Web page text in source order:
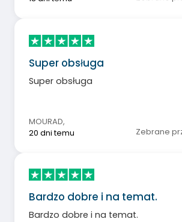
Super obsługa
Super obsługa
MOURAD,
20 dni temu
Zebrane
Bardzo dobre i na temat.
Bardzo dobre i na temat.